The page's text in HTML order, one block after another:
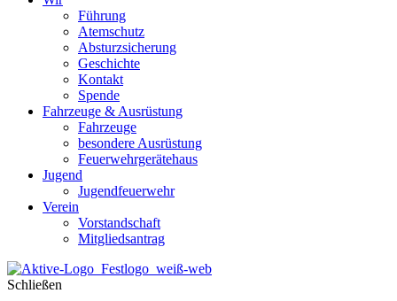
Führung
Atemschutz
Absturzsicherung
Geschichte
Kontakt
Spende
Fahrzeuge & Ausrüstung
Fahrzeuge
besondere Ausrüstung
Feuerwehrgerätehaus
Jugend
Jugendfeuerwehr
Verein
Vorstandschaft
Mitgliedsantrag
Schließen